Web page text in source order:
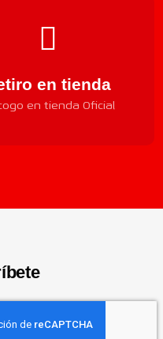
en tienda
en tienda Oficial